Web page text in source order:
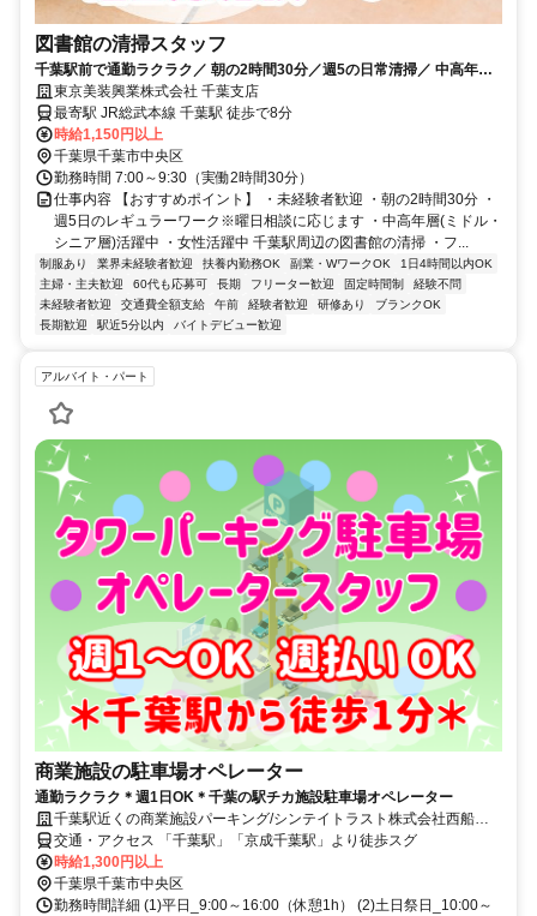
図書館の清掃スタッフ
千葉駅前で通勤ラクラク／ 朝の2時間30分／週5の日常清掃／ 中高年層
活躍中／WワークOK
東京美装興業株式会社 千葉支店
最寄駅 JR総武本線 千葉駅 徒歩で8分
時給1,150円以上
千葉県千葉市中央区
勤務時間 7:00～9:30（実働2時間30分）
仕事内容 【おすすめポイント】 ・未経験者歓迎 ・朝の2時間30分 ・
週5日のレギュラーワーク※曜日相談に応じます ・中高年層(ミドル・
シニア層)活躍中 ・女性活躍中 千葉駅周辺の図書館の清掃 ・フ...
制服あり 業界未経験者歓迎 扶養内勤務OK 副業・WワークOK
1日4時間以内OK
主婦・主夫歓迎
60代も応募可 長期 フリーター歓迎 固定時間制
経験不問
未経験者歓迎
交通費全額支給 午前 経験者歓迎 研修あり
ブランクOK
長期歓迎
駅近5分以内 バイトデビュー歓迎
アルバイト・パート
商業施設の駐車場オペレーター
通勤ラクラク＊週1日OK＊千葉の駅チカ施設駐車場オペレーター
千葉駅近くの商業施設パーキング/シンテイトラスト株式会社西船橋
支社
交通・アクセス 「千葉駅」「京成千葉駅」より徒歩スグ
時給1,300円以上
千葉県千葉市中央区
勤務時間詳細 (1)平日_9:00～16:00（休憩1h） (2)土日祭日_10:00～